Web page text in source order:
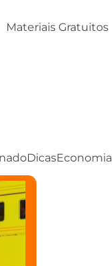
Materiais Gratuitos
DicasEconomia